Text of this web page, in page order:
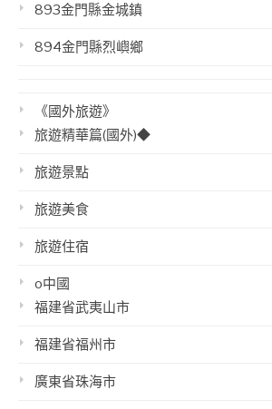
893金門縣金城鎮
894金門縣烈嶼鄉
《國外旅遊》
旅遊精華篇(國外)◆
旅遊景點
旅遊美食
旅遊住宿
o中國
福建省武夷山市
福建省福州市
廣東省珠海市